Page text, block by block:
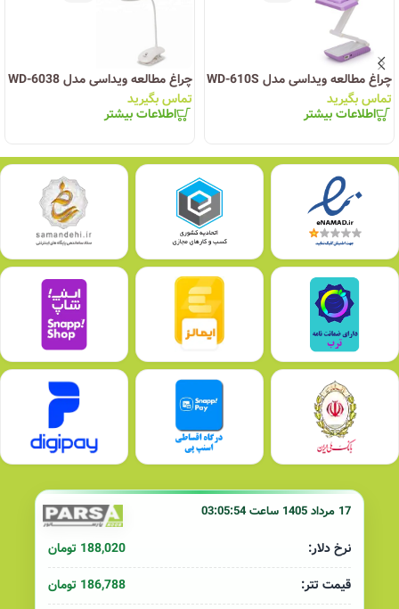
چراغ مطالعه ویداسی مدل WD-610S
تماس بگیرید
اطلاعات بیشتر
چراغ مطالعه ویداسی مدل WD-6038
تماس بگیرید
اطلاعات بیشتر
17 مرداد 1405 ساعت 03:05:54
نرخ دلار:
188,020 تومان
قیمت تتر:
186,788 تومان